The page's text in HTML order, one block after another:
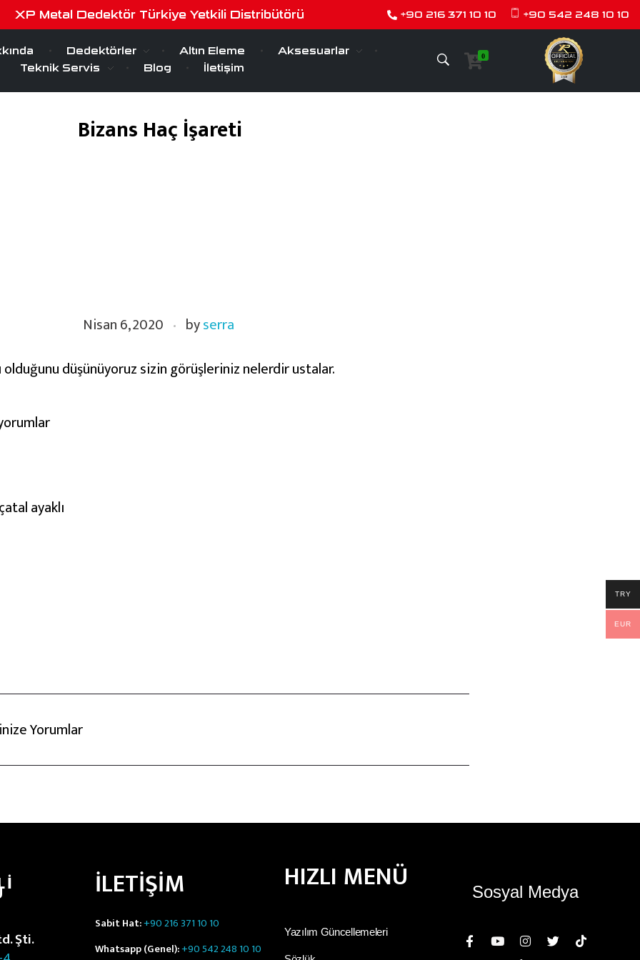
XP Metal Dedektör Türkiye Yetkili Distribütörü +90 216 371 10 10 +90 542 248 10 10
Dedektörler Altın Eleme
Aksesuarlar
Teknik Servis
Blog İletişim
0
Bizans Haç İşareti
Nisan 6, 2020 byserra
olduğunu düşünüyoruz sizin görüşleriniz nelerdir ustalar.
Yorumlar
Şti.
İLETİŞİM
Sabit Hat:+90 216 371 10 10
Whatsapp (Genel):+90 542 248 10 10
HIZLI MENÜ
Yazılım Güncellemeleri
Sosyal Medya
TRY
EUR